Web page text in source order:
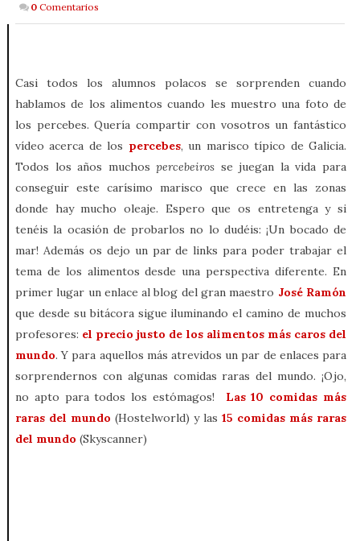
0 Comentarios
Casi todos los alumnos polacos se sorprenden cuando
hablamos de los alimentos cuando les muestro una foto de
los percebes. Quería compartir con vosotros un fantástico
vídeo acerca de los percebes, un marisco típico de Galicia.
Todos los años muchospercebeiros se juegan la vida para
conseguir este carísimo marisco que crece en las zonas
donde hay mucho oleaje. Espero que os entretenga y si
tenéis la ocasión de probarlos no lo dudéis: ¡Un bocado de
mar! Además os dejo un par de links para poder trabajar el
tema de los alimentos desde una perspectiva diferente. En
primer lugar un enlace al blog del gran maestro José Ramón
que desde su bitácora sigue iluminando el camino de muchos
profesores: el precio justo de los alimentos más caros del
mundo. Y para aquellos más atrevidos un par de enlaces para
sorprendernos con algunas comidas raras del mundo. ¡Ojo,
no apto para todos los estómagos! Las 10 comidas más
raras del mundo (Hostelworld) y las15 comidas más raras
del mundo (Skyscanner)